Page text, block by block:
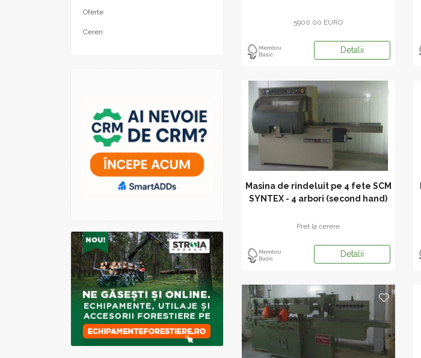
Oferte
Cereri
5900.00 EURO
Detalii
Masina de rindeluit pe 4 fete SCM
SYNTEX - 4 arbori (second hand)
Pret la cerere
Detalii